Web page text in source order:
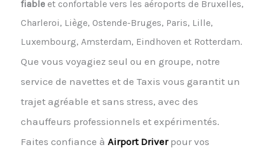
fiableet confortable vers les aéroports de Bruxelles,
Charleroi, Liège, Ostende-Bruges, Paris, Lille,
Luxembourg, Amsterdam, Eindhoven et Rotterdam.
Que vous voyagiez seul ou en groupe, notre
service de navettes et de Taxis vous garantit un
trajet agréable et sans stress, avec des
chauffeurs professionnels et expérimentés.
Faites confiance à Airport Driver pour vos